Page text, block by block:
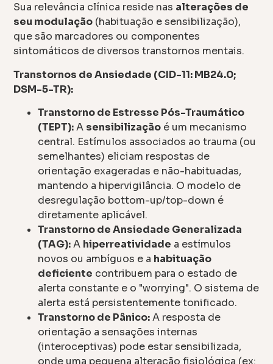
Sua relevância clínica reside nas alterações de
seu modulação (habituação e sensibilização),
que são marcadores ou componentes
sintomáticos de diversos transtornos mentais.
Transtornos de Ansiedade (CID-11: MB24.0;
DSM-5-TR):
Transtorno de Estresse Pós-Traumático
(TEPT):A sensibilização é um mecanismo
central. Estímulos associados ao trauma (ou
semelhantes) eliciam respostas de
orientação exageradas e não-habituadas,
mantendo a hipervigilância. O modelo de
desregulação bottom-up/top-down é
diretamente aplicável.
Transtorno de Ansiedade Generalizada
(TAG):A hiperreatividade a estímulos
novos ou ambíguos e a habituação
deficiente contribuem para o estado de
alerta constante e o "worrying". O sistema de
alerta está persistentemente tonificado.
Transtorno de Pânico:A resposta de
orientação a sensações internas
(interoceptivas) pode estar sensibilizada,
onde uma pequena alteração fisiológica (ex: